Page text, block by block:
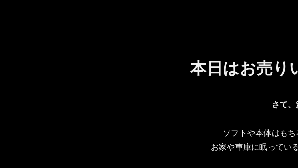
本日はお売り
さて
ソフトや本体はも
お家や車庫に眠ってい